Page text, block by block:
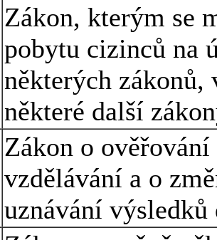
Zákon, kterým se
pobytu cizinců na
některých zákonů,
některé další
Zákon o
vzdělávání a o
uznávání